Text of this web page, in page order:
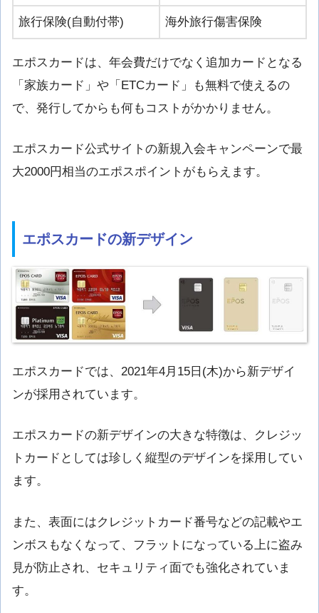
旅行保険(自動付帯) 海外旅行傷害保険
エポスカードは、年会費だけでなく追加カードとなる
「家族カード」や「ETCカード」も無料で使えるの
で、発行してからも何もコストがかかりません。
エポスカード公式サイトの新規入会キャンペーンで最
大2000円相当のエポスポイントがもらえます。
エポスカードの新デザイン
エポスカードでは、2021年4月15日(木)から新デザイ
ンが採用されています。
エポスカードの新デザインの大きな特徴は、クレジッ
トカードとしては珍しく縦型のデザインを採用してい
ます。
また、表面にはクレジットカード番号などの記載やエ
ンボスもなくなって、フラットになっている上に盗み
見が防止され、セキュリティ面でも強化されていま
す。